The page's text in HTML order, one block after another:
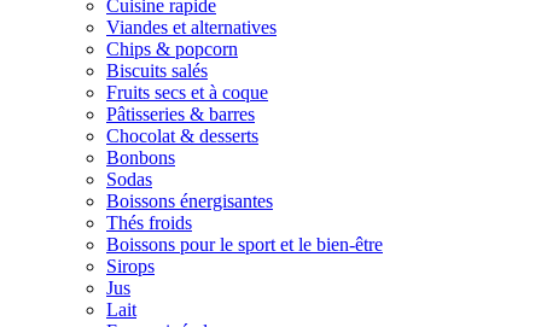
Cuisine rapide
Viandes et alternatives
Chips & popcorn
Biscuits salés
Fruits secs et à coque
Pâtisseries & barres
Chocolat & desserts
Bonbons
Sodas
Boissons énergisantes
Thés froids
Boissons pour le sport et le bien-être
Sirops
Jus
Lait